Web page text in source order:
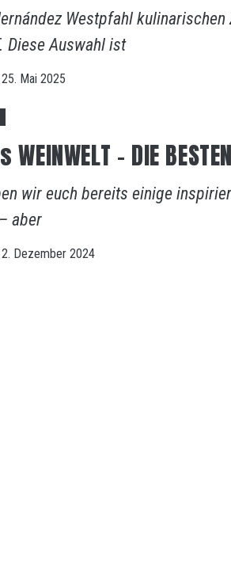
Westpfahl
Diese Auswahl ist
25. Mai 2025
WEINWELT – DIE
wir euch bereits einige
aber
2. Dezember 2024